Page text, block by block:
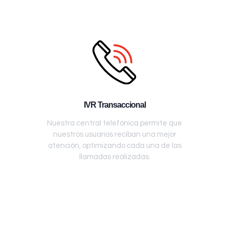
IVR Transaccional
Nuestra central telefónica permite que
nuestros usuarios reciban una mejor
atención, optimizando cada una de las
llamadas realizadas.